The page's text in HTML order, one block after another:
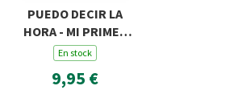
PUEDO DECIR LA
HORA - MI PRIMER
LIBRO DE RELOJES
En stock
9,95 €